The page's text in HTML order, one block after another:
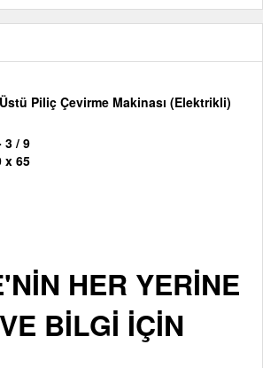
Piliç Çevirme Makinası (Elektrikli)
3 / 9
x 65
HER YERİNE
BİLGİ İÇİN